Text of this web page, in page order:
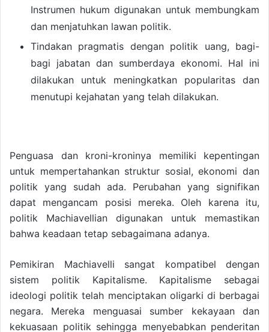
Instrumen hukum digunakan untuk membungkam
dan menjatuhkan lawan politik.
Tindakan pragmatis dengan politik uang, bagi-
bagi jabatan dan sumberdaya ekonomi. Hal ini
dilakukan untuk meningkatkan popularitas dan
menutupi kejahatan yang telah dilakukan.
Penguasa dan kroni-kroninya memiliki kepentingan
untuk mempertahankan struktur sosial, ekonomi dan
politik yang sudah ada. Perubahan yang signifikan
dapat mengancam posisi mereka. Oleh karena itu,
politik Machiavellian digunakan untuk memastikan
bahwa keadaan tetap sebagaimana adanya.
Pemikiran Machiavelli sangat kompatibel dengan
sistem politik Kapitalisme. Kapitalisme sebagai
ideologi politik telah menciptakan oligarki di berbagai
negara. Mereka menguasai sumber kekayaan dan
kekuasaan politik sehingga menyebabkan penderitan